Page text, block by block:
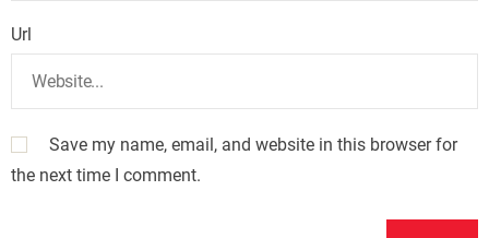
Url
Save my name, email, and website in this browser for
the next time I comment.